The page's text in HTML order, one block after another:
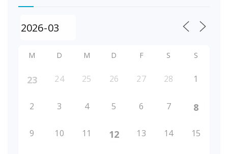
M D M D F S S
23 24 25 26 27 28 1
2 3 4 5 6 7 8
9 10 11 12 13 14 15